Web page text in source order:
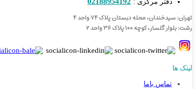
دفتر مرکزی :
تهران: سیدخندان، محله دبستان پلاک ۷۴ واحد ۴
رشت: بلوار گلسار، کوچه ۱۰۰ پلاک ۳۶ واحد ۲
لینک ها
تماس باما